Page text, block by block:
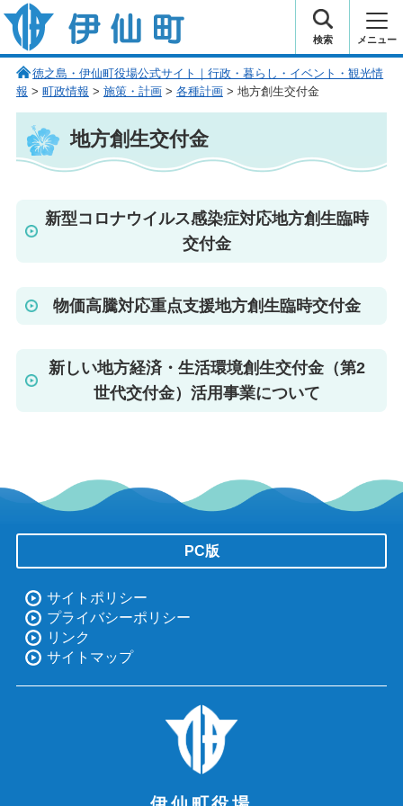
伊仙町 健康・長寿と子宝の町
検索 メニュー
徳之島・伊仙町役場公式サイト｜行政・暮らし・イベント・観光情
報 > 町政情報 > 施策・計画> 各種計画> 地方創生交付金
地方創生交付金
新型コロナウイルス感染症対応地方創生臨時
交付金
物価高騰対応重点支援地方創生臨時交付金
新しい地方経済・生活環境創生交付金（第2
世代交付金）活用事業について
PC版
サイトポリシー
プライバシーポリシー
リンク
サイトマップ